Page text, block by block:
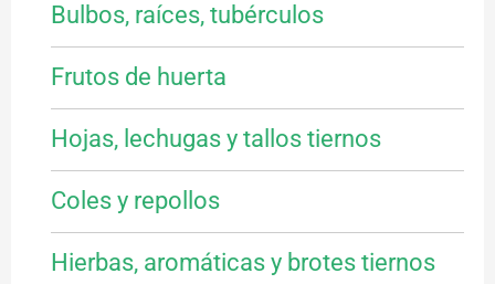
Bulbos, raíces, tubérculos
Frutos de huerta
Hojas, lechugas y tallos tiernos
Coles y repollos
Hierbas, aromáticas y brotes tiernos